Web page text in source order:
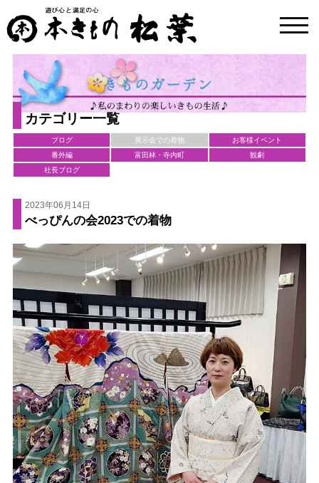
カテゴリー一覧
ブログ 展示会での着物
お客様イベント
番外編
富田林・寺内町
観劇
社長ブログ
2023年06月14日
べっぴんの会2023での着物